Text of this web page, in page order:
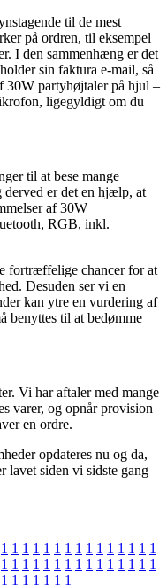
til de mest
på ordren, til eksempel
I den sammenhæng er det
sin faktura e-mail, så
30W partyhøjtaler på hjul –
ligegyldigt om du
til at bese mange
derved er det en hjælp, at
af 30W
RGB, inkl.
fortræffelige chancer for at
Desuden ser vi en
kan ytre en vurdering af
benyttes til at bedømme
Vi har aftaler med mange
varer, og opnår provision
en ordre.
opdateres nu og da,
lavet siden vi sidste gang
1 1 1 1 1 1 1 1 1 1 1 1 1 1 1
1 1 1 1 1 1 1 1 1 1 1 1 1 1 1
1 1 1 1 1 1 1